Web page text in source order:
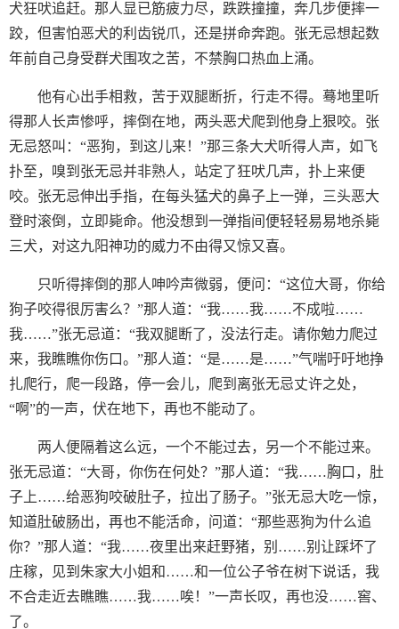
犬狂吠追赶。那人显已筋疲力尽，跌跌撞撞，奔几步便摔一
跤，但害怕恶犬的利齿锐爪，还是拼命奔跑。张无忌想起数
年前自己身受群犬围攻之苦，不禁胸口热血上涌。
他有心出手相救，苦于双腿断折，行走不得。蓦地里听
得那人长声惨呼，摔倒在地，两头恶犬爬到他身上狠咬。张
无忌怒叫：“恶狗，到这儿来！”那三条大犬听得人声，如飞
扑至，嗅到张无忌并非熟人，站定了狂吠几声，扑上来便
咬。张无忌伸出手指，在每头猛犬的鼻子上一弹，三头恶大
登时滚倒，立即毙命。他没想到一弹指间便轻轻易易地杀毙
三犬，对这九阳神功的威力不由得又惊又喜。
只听得摔倒的那人呻吟声微弱，便问：“这位大哥，你给
狗子咬得很厉害么？”那人道：“我……我……不成啦……
我……”张无忌道：“我双腿断了，没法行走。请你勉力爬过
来，我瞧瞧你伤口。”那人道：“是……是……”气喘吁吁地挣
扎爬行，爬一段路，停一会儿，爬到离张无忌丈许之处，
“啊”的一声，伏在地下，再也不能动了。
两人便隔着这么远，一个不能过去，另一个不能过来。
张无忌道：“大哥，你伤在何处？”那人道：“我……胸口，肚
子上……给恶狗咬破肚子，拉出了肠子。”张无忌大吃一惊，
知道肚破肠出，再也不能活命，问道：“那些恶狗为什么追
你？”那人道：“我……夜里出来赶野猪，别……别让踩坏了
庄稼，见到朱家大小姐和……和一位公子爷在树下说话，我
不合走近去瞧瞧……我……唉！”一声长叹，再也没……窖、
了。